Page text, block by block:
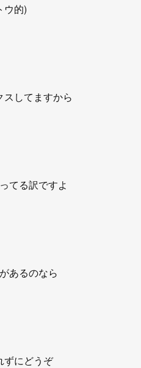
ウ的)
してますから
てる訳ですよ
あるのなら
ずにどうぞ